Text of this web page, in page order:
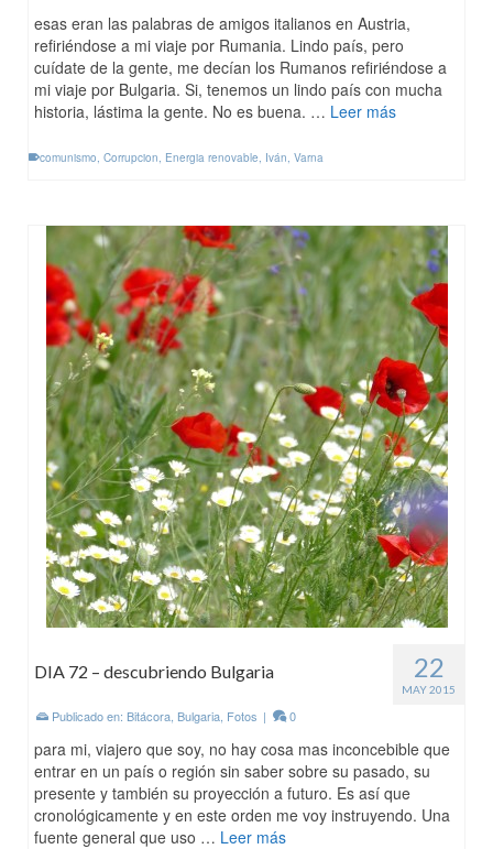
esas eran las palabras de amigos italianos en Austria,
refiriéndose a mi viaje por Rumania. Lindo país, pero
cuídate de la gente, me decían los Rumanos refiriéndose a
mi viaje por Bulgaria. Si, tenemos un lindo país con mucha
historia, lástima la gente. No es buena. … Leer más
comunismo, Corrupcion, Energia renovable, Iván, Varna
22
MAY 2015
DIA 72 – descubriendo Bulgaria
Publicado en: Bitácora Bulgaria Fotos | 0
para mi, viajero que soy, no hay cosa mas inconcebible que
entrar en un país o región sin saber sobre su pasado, su
presente y también su proyección a futuro. Es así que
cronológicamente y en este orden me voy instruyendo. Una
fuente general que uso … Leer más